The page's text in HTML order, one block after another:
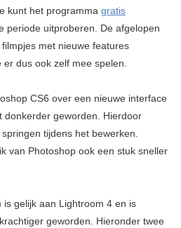
kunt het programma gratis
periode uitproberen. De afgelopen
met nieuwe features
dus ook zelf mee spelen.
CS6 over een nieuwe interface
donkerder geworden. Hierdoor
tijdens het bewerken.
van Photoshop ook een stuk sneller
is gelijk aan Lightroom 4 en is
geworden. Hieronder twee